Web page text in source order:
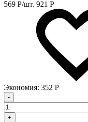
569 Р/шт. 921 Р
Экономия: 352 Р
-
+